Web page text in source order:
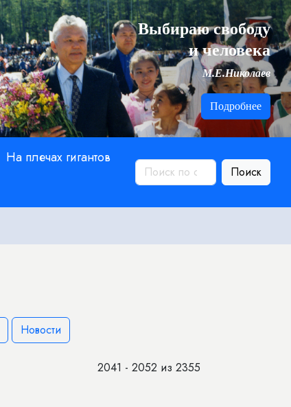
Выбираю свободу
и человека
М.Е.Николаев
Подробнее
На плечах гигантов
Поиск
Новости
2041 - 2052 из 2355